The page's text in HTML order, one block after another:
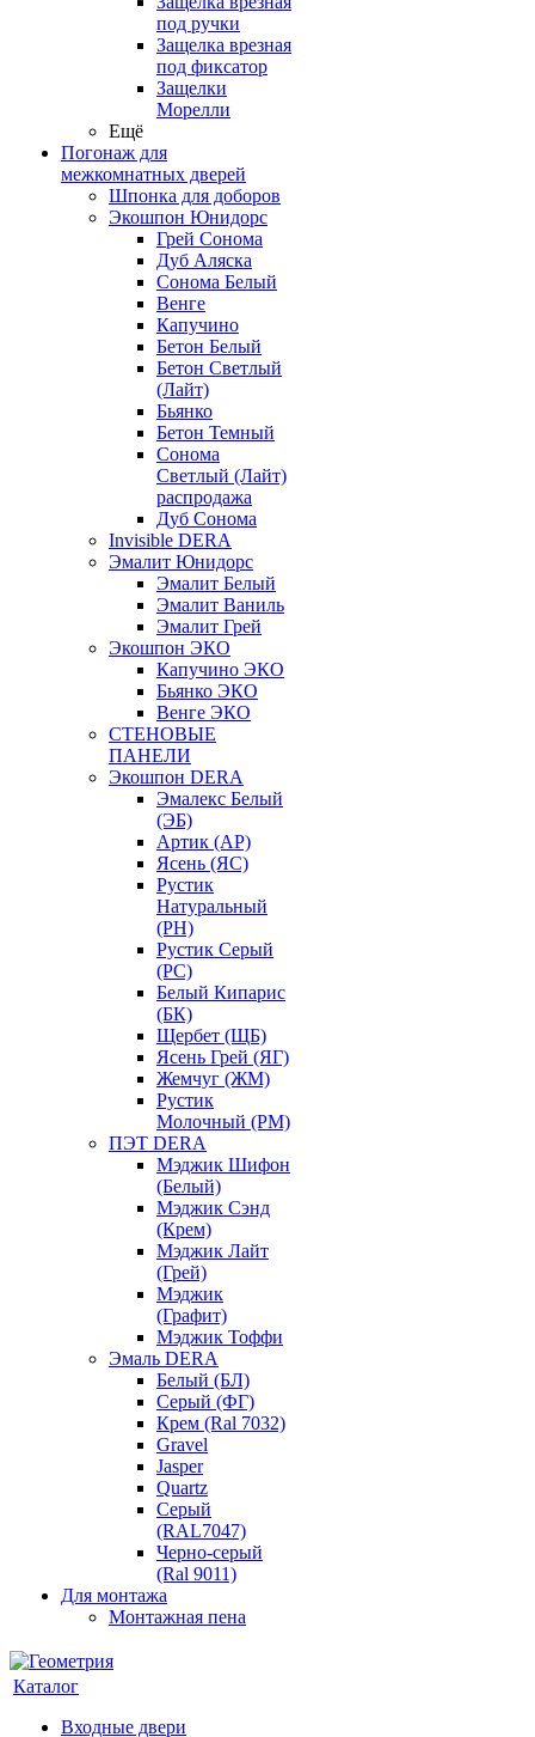
под ручки
Защелка врезная
под фиксатор
Защелки
Морелли
Ещё
Погонаж для
межкомнатных дверей
Шпонка для доборов
Экошпон Юнидорс
Грей Сонома
Дуб Аляска
Сонома Белый
Венге
Капучино
Бетон Белый
Бетон Светлый
(Лайт)
Бьянко
Бетон Темный
Сонома
Светлый (Лайт)
распродажа
Дуб Сонома
Invisible DERA
Эмалит Юнидорс
Эмалит Белый
Эмалит Ваниль
Эмалит Грей
Экошпон ЭКО
Капучино ЭКО
Бьянко ЭКО
Венге ЭКО
СТЕНОВЫЕ
ПАНЕЛИ
Экошпон DERA
Эмалекс Белый
(ЭБ)
Артик (АР)
Ясень (ЯС)
Рустик
Натуральный
(РН)
Рустик Серый
(РС)
Белый Кипарис
(БК)
Щербет (ЩБ)
Ясень Грей (ЯГ)
Жемчуг (ЖМ)
Рустик
Молочный (РМ)
ПЭТ DERA
Мэджик Шифон
(Белый)
Мэджик Сэнд
(Крем)
Мэджик Лайт
(Грей)
Мэджик
(Графит)
Мэджик Тоффи
Эмаль DERA
Белый (БЛ)
Серый (ФГ)
Крем (Ral 7032)
Gravel
Jasper
Quartz
Серый
(RAL7047)
Черно-серый
(Ral 9011)
Для монтажа
Монтажная пена
Каталог
Входные двери